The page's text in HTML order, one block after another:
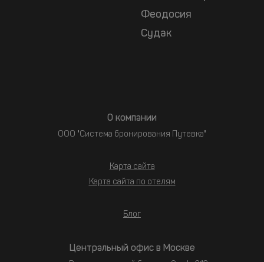
Феодосия
Судак
О компании
ООО "Система бронирования Путевка"
Карта сайта
Карта сайта по отелям
Блог
Центральный офис в Москве